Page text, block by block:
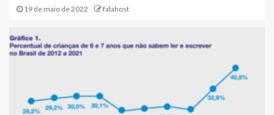
19 de maio de 2022 falahost